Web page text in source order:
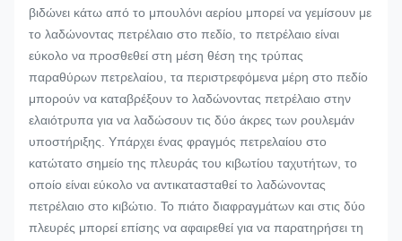
βιδώνει κάτω από το μπουλόνι αερίου μπορεί να γεμίσουν με
το λαδώνοντας πετρέλαιο στο πεδίο, το πετρέλαιο είναι
εύκολο να προσθεθεί στη μέση θέση της τρύπας
παραθύρων πετρελαίου, τα περιστρεφόμενα μέρη στο πεδίο
μπορούν να καταβρέξουν το λαδώνοντας πετρέλαιο στην
ελαιότρυπα για να λαδώσουν τις δύο άκρες των ρουλεμάν
υποστήριξης. Υπάρχει ένας φραγμός πετρελαίου στο
κατώτατο σημείο της πλευράς του κιβωτίου ταχυτήτων, το
οποίο είναι εύκολο να αντικατασταθεί το λαδώνοντας
πετρέλαιο στο κιβώτιο. Το πιάτο διαφραγμάτων και στις δύο
πλευρές μπορεί επίσης να αφαιρεθεί για να παρατηρήσει τη